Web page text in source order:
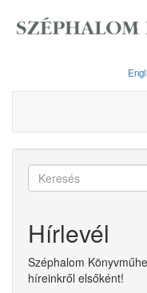
Keresés
Hírlevél
Széphalom
híreinkről elsőként!